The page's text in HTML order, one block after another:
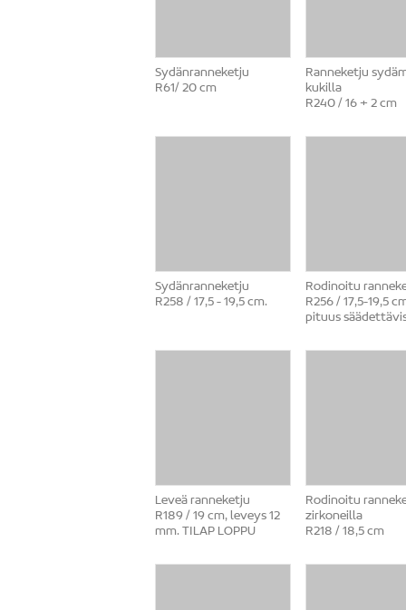
Sydänranneketju
R61/ 20 cm
Ranneketju
kukilla
R240 / 16 + 2 cm
Sydänranneketju
R258 / 17,5 - 19,5 cm.
Rodinoitu
R256 / 17,5-19,5
pituus
Leveä ranneketju
R189 / 19 cm, leveys 12
mm. TILAP LOPPU
Rodinoitu
zirkoneilla
R218 / 18,5 cm